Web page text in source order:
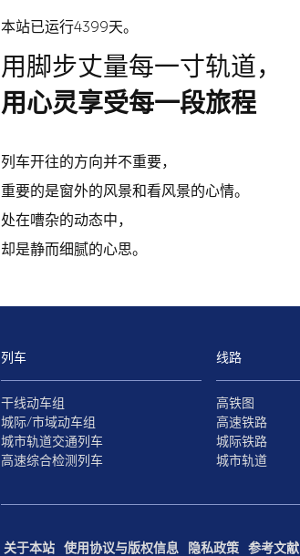
本站已运行4399天。
用脚步丈量每一寸轨道，
用心灵享受每一段旅程
列车开往的方向并不重要，
重要的是窗外的风景和看风景的心情。
处在嘈杂的动态中，
却是静而细腻的心思。
列车
干线动车组
城际/市域动车组
城市轨道交通列车
高速综合检测列车
线路
高铁图
高速铁路
城际铁路
城市轨道
关于本站 使用协议与版权信息 隐私政策 参考文献